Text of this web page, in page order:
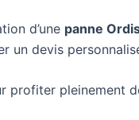
d’une panne
devis
profiter pleinement